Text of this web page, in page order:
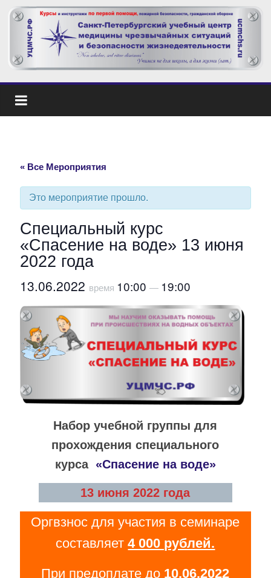
« Все Мероприятия
Это мероприятие прошло.
Специальный курс
«Спасение на воде» 13 июня
2022 года
13.06.2022 время 10:00— 19:00
Набор учебной группы для
прохождения специального
курса «Спасение на воде»
13 июня 2022 года
Оргвзнос для участия в семинаре
составляет4 000 рублей.
При предоплате до 10.06.2022